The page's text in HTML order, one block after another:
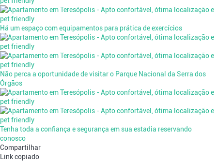
Há um espaço com equipamentos para prática de exercícios
Não perca a oportunidade de visitar o Parque Nacional da Serra dos
Órgãos
Tenha toda a confiança e segurança em sua estadia reservando
conosco
Compartilhar
Link copiado